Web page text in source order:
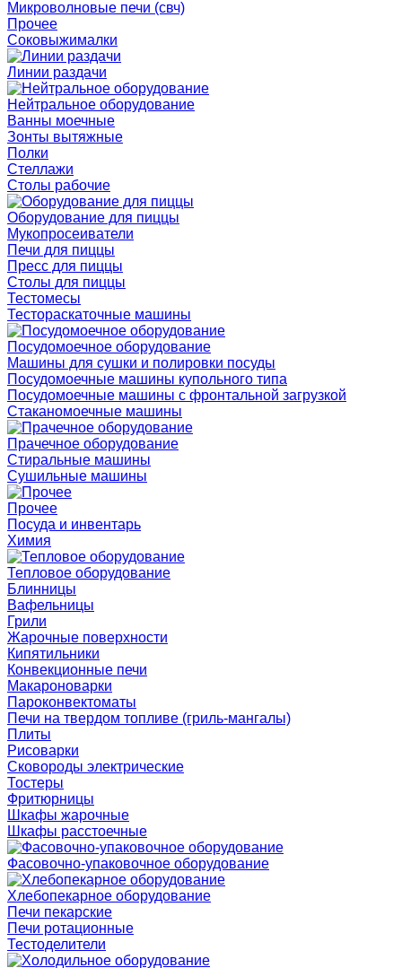
Микроволновые печи (свч)
Прочее
Соковыжималки
Линии раздачи
Нейтральное оборудование
Ванны моечные
Зонты вытяжные
Полки
Стеллажи
Столы рабочие
Оборудование для пиццы
Мукопросеиватели
Печи для пиццы
Пресс для пиццы
Столы для пиццы
Тестомесы
Тестораскаточные машины
Посудомоечное оборудование
Машины для сушки и полировки посуды
Посудомоечные машины купольного типа
Посудомоечные машины с фронтальной загрузкой
Стаканомоечные машины
Прачечное оборудование
Стиральные машины
Сушильные машины
Прочее
Посуда и инвентарь
Химия
Тепловое оборудование
Блинницы
Вафельницы
Грили
Жарочные поверхности
Кипятильники
Конвекционные печи
Макароноварки
Пароконвектоматы
Печи на твердом топливе (гриль-мангалы)
Плиты
Рисоварки
Сковороды электрические
Тостеры
Фритюрницы
Шкафы жарочные
Шкафы расстоечные
Фасовочно-упаковочное оборудование
Хлебопекарное оборудование
Печи пекарские
Печи ротационные
Тестоделители